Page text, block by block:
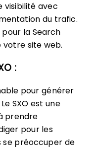
visibilité avec
du trafic.
la Search
votre site web.
:
pour générer
SXO est une
prendre
pour les
se préoccuper de